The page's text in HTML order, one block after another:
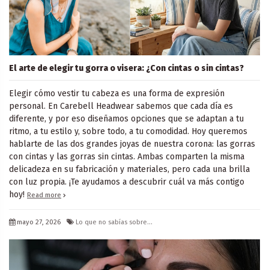
El arte de elegir tu gorra o visera: ¿Con cintas o sin cintas?
Elegir cómo vestir tu cabeza es una forma de expresión
personal. En Carebell Headwear sabemos que cada día es
diferente, y por eso diseñamos opciones que se adaptan a tu
ritmo, a tu estilo y, sobre todo, a tu comodidad. Hoy queremos
hablarte de las dos grandes joyas de nuestra corona: las gorras
con cintas y las gorras sin cintas. Ambas comparten la misma
delicadeza en su fabricación y materiales, pero cada una brilla
con luz propia. ¡Te ayudamos a descubrir cuál va más contigo
hoy! Read more
mayo 27, 2026 Lo que no sabías sobre...